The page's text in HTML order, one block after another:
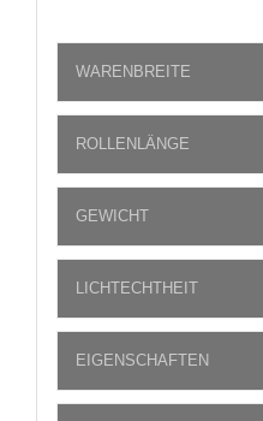
WARENBREITE
ROLLENLÄNGE
GEWICHT
LICHTECHTHEIT
EIGENSCHAFTEN